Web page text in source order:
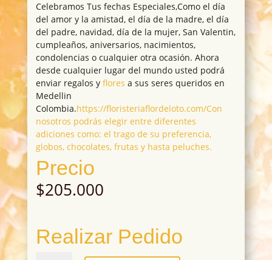
Celebramos Tus fechas Especiales,Como el día
del amor y la amistad, el día de la madre, el día
del padre, navidad, día de la mujer, San Valentin,
cumpleaños, aniversarios, nacimientos,
condolencias o cualquier otra ocasión. Ahora
desde cualquier lugar del mundo usted podrá
enviar regalos y flores a sus seres queridos en
Medellin
Colombia.https://floristeriaflordeloto.com/Con
nosotros podrás elegir entre diferentes
adiciones como: el trago de su preferencia,
globos, chocolates, frutas y hasta peluches.
Precio
$205.000
Realizar Pedido